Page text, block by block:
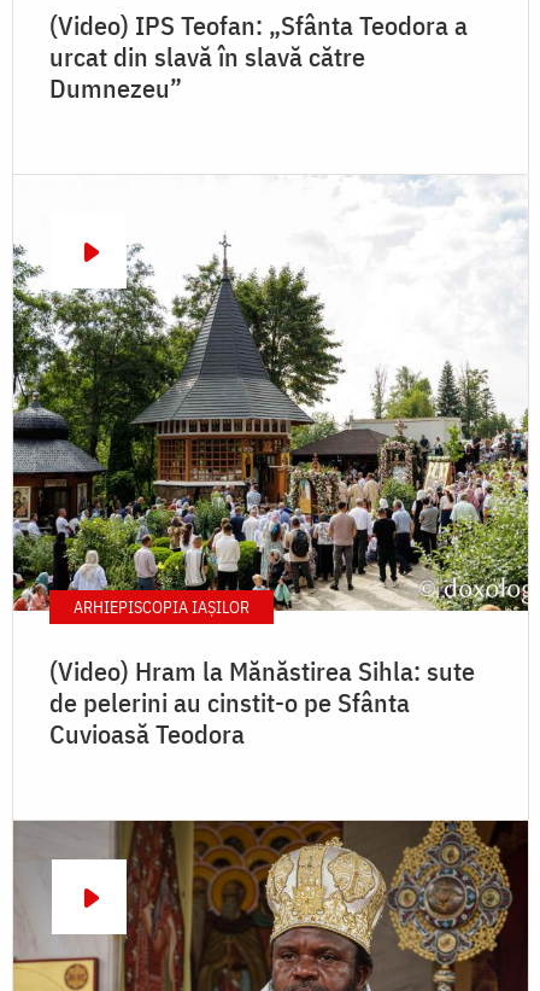
(Video) IPS Teofan: „Sfânta Teodora a
urcat din slavă în slavă către
Dumnezeu”
ARHIEPISCOPIA IAŞILOR
(Video) Hram la Mănăstirea Sihla: sute
de pelerini au cinstit-o pe Sfânta
Cuvioasă Teodora